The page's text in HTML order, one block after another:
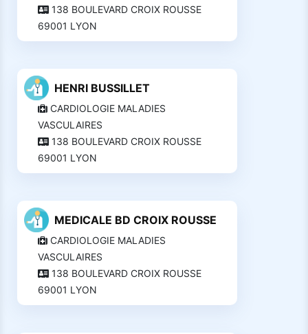
138 BOULEVARD CROIX ROUSSE
69001 LYON
HENRI BUSSILLET
CARDIOLOGIE MALADIES
VASCULAIRES
138 BOULEVARD CROIX ROUSSE
69001 LYON
MEDICALE BD CROIX ROUSSE
CARDIOLOGIE MALADIES
VASCULAIRES
138 BOULEVARD CROIX ROUSSE
69001 LYON